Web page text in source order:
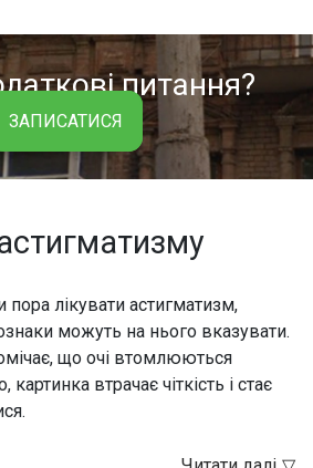
питання?
ЗАПИСАТИСЯ
лікувати астигматизм,
можуть на нього вказувати.
що очі втомлюються
втрачає чіткість і стає